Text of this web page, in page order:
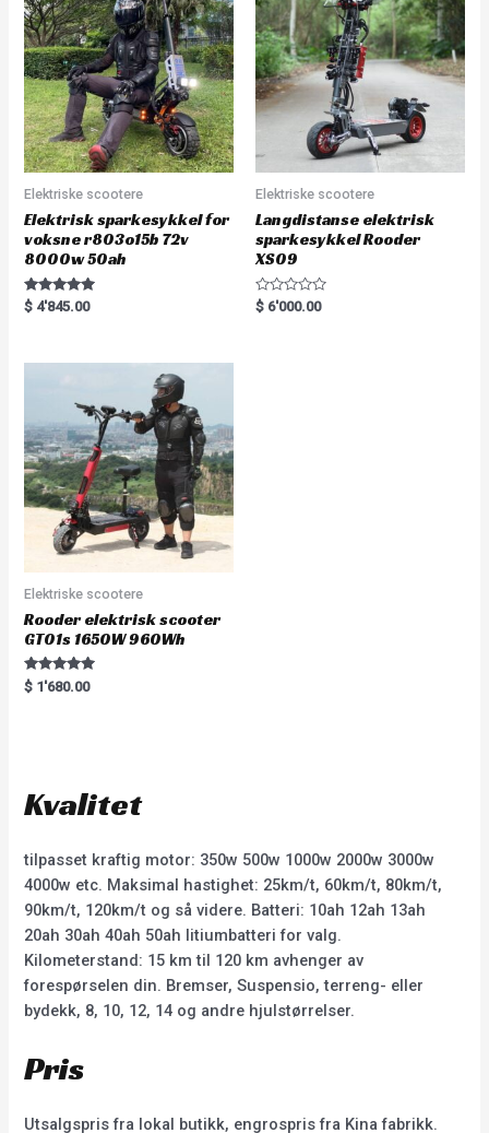
t
o
f
5
Elektriske scootere
Elektrisk sparkesykkel for
voksne r803o15b 72v
8000w 50ah
Rated
5.00
$ 4'845.00
Elektriske scootere
Langdistanse elektrisk
sparkesykkel Rooder
XS09
R
a
$ 6'000.00
Elektriske scootere
Rooder elektrisk scooter
GT01s 1650W 960Wh
Rated
5.00
$ 1'680.00
Kvalitet
tilpasset kraftig motor: 350w 500w 1000w 2000w 3000w
4000w etc. Maksimal hastighet: 25km/t, 60km/t, 80km/t,
90km/t, 120km/t og så videre. Batteri: 10ah 12ah 13ah
20ah 30ah 40ah 50ah litiumbatteri for valg.
Kilometerstand: 15 km til 120 km avhenger av
forespørselen din. Bremser, Suspensio, terreng- eller
bydekk, 8, 10, 12, 14 og andre hjulstørrelser.
Pris
Utsalgspris fra lokal butikk, engrospris fra Kina fabrikk.